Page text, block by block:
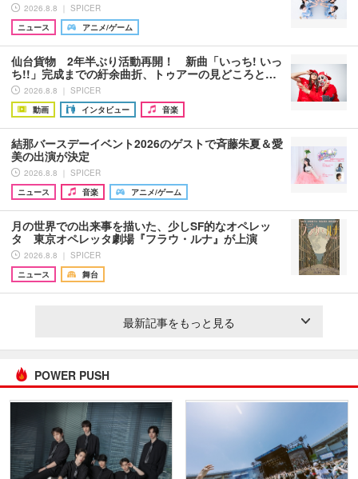
2026.8.8 ｜ SPICER
ニュース
アニメ/ゲーム
仙台貨物 2年半ぶり活動再開！ 新曲「いっち! いっ
ち!!」完成までの紆余曲折、トゥアーの見どころと…
2026.8.8 ｜ SPICER
動画
インタビュー 音楽
結那バースデーイベント2026のゲストで斉藤朱夏＆愛
美の出演が決定
2026.8.8 ｜ SPICER
ニュース
音楽 アニメ/ゲーム
月の世界での出来事を描いた、少しSF的なオペレッ
タ 東京オペレッタ劇場『フラウ・ルナ』が上演
2026.8.8 ｜ SPICER
ニュース
舞台
最新記事をもっと見る
POWER PUSH